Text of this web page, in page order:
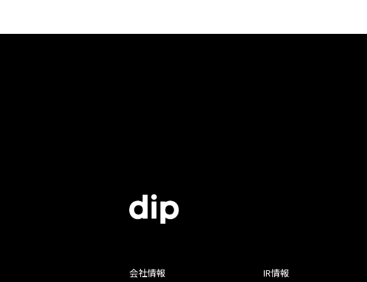
会社情報
IR情報